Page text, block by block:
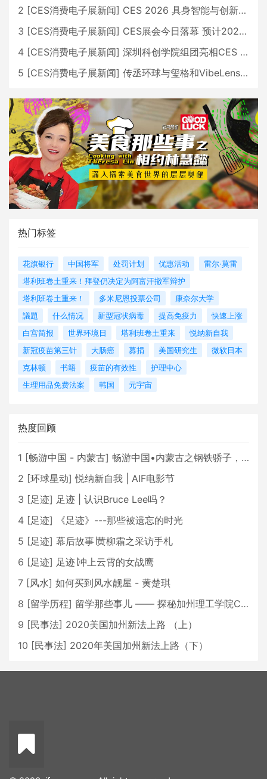
2 [CES消费电子展新闻] CES 2026 具身智能与创新领域 中国公司大放异彩
3 [CES消费电子展新闻] CES展会今日落幕 预计2026行业收入将超五千亿美元
4 [CES消费电子展新闻] 深圳科创学院组团亮相CES 广受好评
5 [CES消费电子展新闻] 传丞环球与玺格和VibeLens共同推出全新耳机
热门标签
花旗银行 中国将军 处罚计划 优惠活动
雷尔·莫雷
塔利班卷土重来！拜登仍决定为阿富汗撤军辩护
塔利班卷土重来！
多米尼恩投票公司
康奈尔大学
議題
什么情况 新型冠状病毒 提高免疫力
快速上涨
白宫简报
世界环境日 塔利班卷土重来
悦纳新自我
新冠疫苗第三针
大肠癌 募捐 美国研究生
微软日本
克林顿
书籍 疫苗的有效性
护理中心
生理用品免费法案
韩国 元宇宙
热度回顾
1 [畅游中国 - 内蒙古] 畅游中国•内蒙古之钢铁骄子，魅力包头
2 [环球星动] 悦纳新自我 | AIF电影节
3 [足迹] 足迹 | 认识Bruce Lee吗？
4 [足迹]
《足迹》---那些被遗忘的时光
5 [足迹] 幕后故事∣黄柳霜之采访手札
6 [足迹] 足迹∣冲上云霄的女战鹰
7 [风水] 如何买到风水靓屋 - 黄楚琪
8 [留学历程] 留学那些事儿 —— 探秘加州理工学院Caltech博士生活 [上集]
9 [民事法] 2020美国加州新法上路 （上）
10 [民事法] 2020年美国加州新法上路（下）